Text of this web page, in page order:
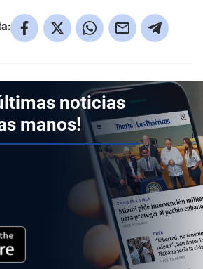
noticias
manos!